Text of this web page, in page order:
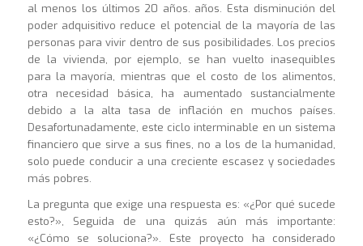
al menos los últimos 20 años. años. Esta disminución del
poder adquisitivo reduce el potencial de la mayoría de las
personas para vivir dentro de sus posibilidades. Los precios
de la vivienda, por ejemplo, se han vuelto inasequibles
para la mayoría, mientras que el costo de los alimentos,
otra necesidad básica, ha aumentado sustancialmente
debido a la alta tasa de inflación en muchos países.
Desafortunadamente, este ciclo interminable en un sistema
financiero que sirve a sus fines, no a los de la humanidad,
solo puede conducir a una creciente escasez y sociedades
más pobres.
La pregunta que exige una respuesta es: «¿Por qué sucede
esto?», Seguida de una quizás aún más importante:
«¿Cómo se soluciona?». Este proyecto ha considerado